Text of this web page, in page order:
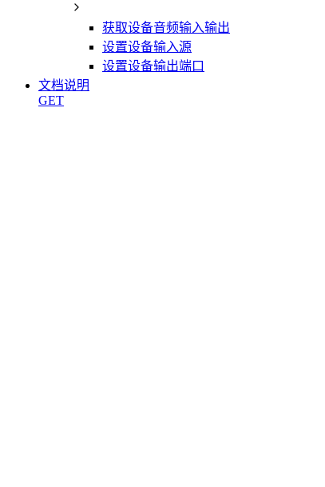
获取设备音频输入输出
设置设备输入源
设置设备输出端口
文档说明
GET